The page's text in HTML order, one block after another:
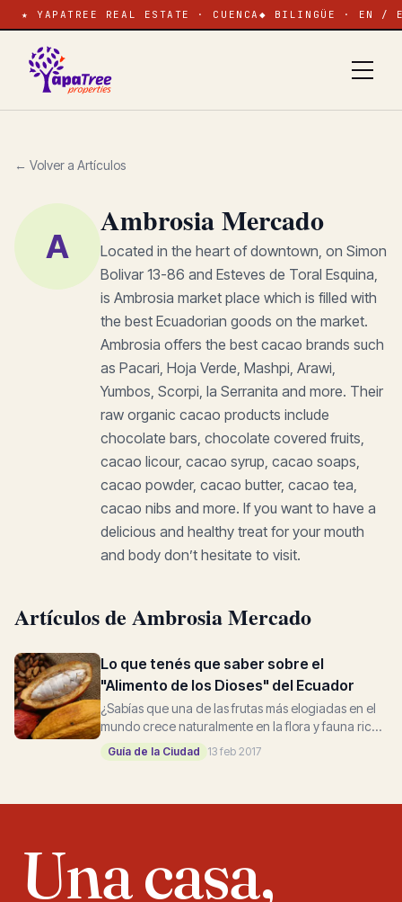
★ YAPATREE REAL ESTATE · CUENCA ◆ BILINGÜE · EN /
← Volver a Artículos
A
Ambrosia Mercado
Located in the heart of downtown, on Simon
Bolivar 13-86 and Esteves de Toral Esquina,
is Ambrosia market place which is filled with
the best Ecuadorian goods on the market.
Ambrosia offers the best cacao brands such
as Pacari, Hoja Verde, Mashpi, Arawi,
Yumbos, Scorpi, la Serranita and more. Their
raw organic cacao products include
chocolate bars, chocolate covered fruits,
cacao licour, cacao syrup, cacao soaps,
cacao powder, cacao butter, cacao tea,
cacao nibs and more. If you want to have a
delicious and healthy treat for your mouth
and body don’t hesitate to visit.
Artículos de Ambrosia Mercado
Lo que tenés que saber sobre el
"Alimento de los Dioses" del Ecuador
¿Sabías que una de las frutas más elogiadas en el
mundo crece naturalmente en la flora y fauna rica
del Ecuador, produciendo algunos de los cultivos
de mejor calidad en...
Guía de la Ciudad 13 feb 2017
Una casa,